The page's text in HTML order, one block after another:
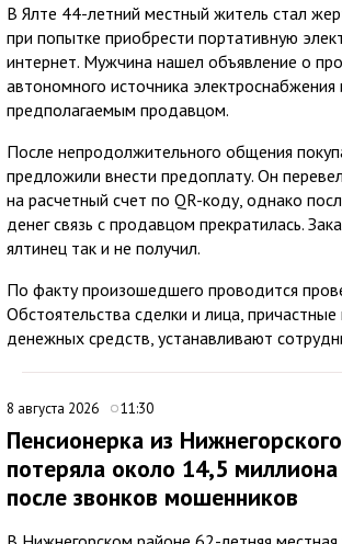
В Ялте 44-летний местный житель стал
при попытке приобрести портативную
интернет. Мужчина нашел объявление о
автономного источника электроснабжения
предполагаемым продавцом.
После непродолжительного общения
предложили внести предоплату. Он
на расчетный счет по QR-коду, однако
денег связь с продавцом прекратилась.
ялтинец так и не получил.
По факту произошедшего проводится
Обстоятельства сделки и лица,
денежных средств, устанавливают
8 августа 2026 11:30
Пенсионерка из
потеряла около 14,5
после звонков мошенников